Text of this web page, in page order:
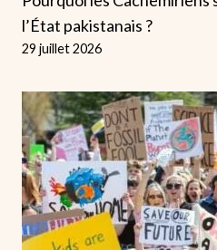
l’État pakistanais ?
29 juillet 2026